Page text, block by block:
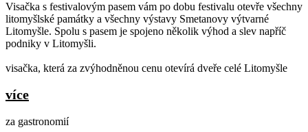
Visačka s festivalovým pasem vám po dobu festivalu otevře všechny
litomyšlské památky a všechny výstavy Smetanovy výtvarné
Litomyšle. Spolu s pasem je spojeno několik výhod a slev napříč
podniky v Litomyšli.
visačka, která za zvýhodněnou cenu otevírá dveře celé Litomyšle
více
za gastronomií